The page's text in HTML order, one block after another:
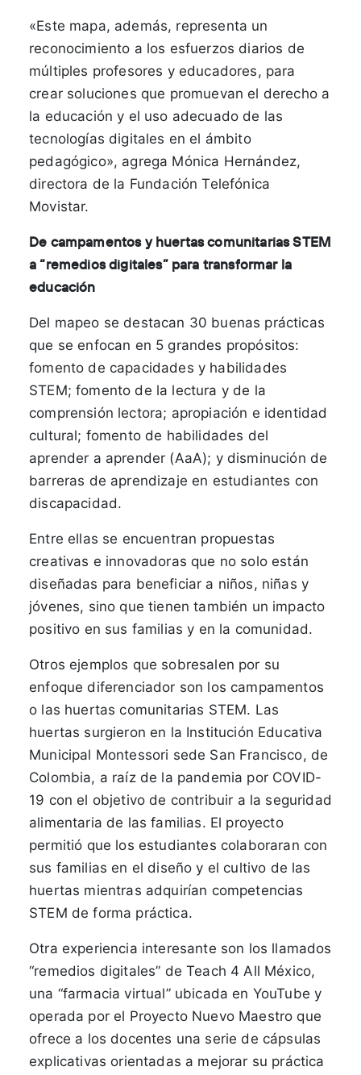
«Este mapa, además, representa un
reconocimiento a los esfuerzos diarios de
múltiples profesores y educadores, para
crear soluciones que promuevan el derecho a
la educación y el uso adecuado de las
tecnologías digitales en el ámbito
pedagógico», agrega Mónica Hernández,
directora de la Fundación Telefónica
Movistar.
De campamentos y huertas comunitarias STEM
a “remedios digitales” para transformar la
educación
Del mapeo se destacan 30 buenas prácticas
que se enfocan en 5 grandes propósitos:
fomento de capacidades y habilidades
STEM; fomento de la lectura y de la
comprensión lectora; apropiación e identidad
cultural; fomento de habilidades del
aprender a aprender (AaA); y disminución de
barreras de aprendizaje en estudiantes con
discapacidad.
Entre ellas se encuentran propuestas
creativas e innovadoras que no solo están
diseñadas para beneficiar a niños, niñas y
jóvenes, sino que tienen también un impacto
positivo en sus familias y en la comunidad.
Otros ejemplos que sobresalen por su
enfoque diferenciador son los campamentos
o las huertas comunitarias STEM. Las
huertas surgieron en la Institución Educativa
Municipal Montessori sede San Francisco, de
Colombia, a raíz de la pandemia por COVID-
19 con el objetivo de contribuir a la seguridad
alimentaria de las familias. El proyecto
permitió que los estudiantes colaboraran con
sus familias en el diseño y el cultivo de las
huertas mientras adquirían competencias
STEM de forma práctica.
Otra experiencia interesante son los llamados
“remedios digitales” de Teach 4 All México,
una “farmacia virtual” ubicada en YouTube y
operada por el Proyecto Nuevo Maestro que
ofrece a los docentes una serie de cápsulas
explicativas orientadas a mejorar su práctica